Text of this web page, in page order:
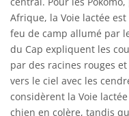
Afrique, la Voie lactée
feu de camp allumé par
du Cap expliquent les
par des racines rouges
vers le ciel avec les
considèrent la Voie
chien en colère, tandis